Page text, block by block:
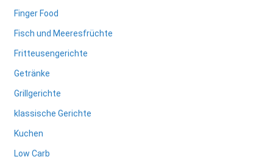
Finger Food
Fisch und Meeresfrüchte
Fritteusengerichte
Getränke
Grillgerichte
klassische Gerichte
Kuchen
Low Carb